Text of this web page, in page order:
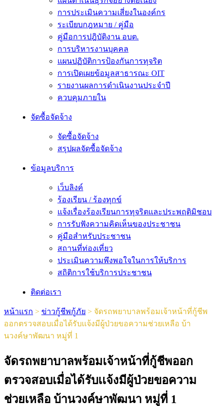
การประเมินความเสี่ยงในองค์กร
ระเบียบกฎหมาย / คู่มือ
คู่มือการปฎิบัติงาน อบต.
การบริหารงานบุคคล
แผนปฏิบัติการป้องกันการทุจริต
การเปิดเผยข้อมูลสาธารณะ OIT
รายงานผลการดำเนินงานประจำปี
ควบคุมภายใน
จัดซื้อจัดจ้าง
จัดซื้อจัดจ้าง
สรุปผลจัดซื้อจัดจ้าง
ข้อมูลบริการ
เว็บลิงค์
ร้องเรียน / ร้องทุกข์
แจ้งเรื่องร้องเรียนการทุจริตและประพฤติมิชอบ
การรับฟังความคิดเห็นของประชาชน
คู่มือสำหรับประชาชน
สถานที่ท่องเที่ยว
ประเมินความพึงพอใจในการให้บริการ
สถิติการใช้บริการประชาชน
ติดต่อเรา
หน้าแรก > ข่าวกู้ชีพกู้ภัย > จัดรถพยาบาลพร้อมเจ้าหน้าที่กู้ชีพ
ออกตรวจสอบเมื่อได้รับเเจ้งมีผู้ป่วยขอความช่วยเหลือ บ้า
นวงค์ษาพัฒนา หมู่ที่ 1
จัดรถพยาบาลพร้อมเจ้าหน้าที่กู้ชีพออก
ตรวจสอบเมื่อได้รับเเจ้งมีผู้ป่วยขอความ
ช่วยเหลือ บ้านวงค์ษาพัฒนา หมู่ที่ 1